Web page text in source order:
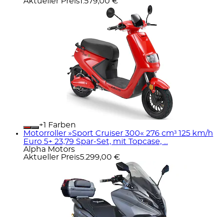
+
Farben
Motorroller »Sport Cruiser 300« 276 cm³ 125 km/h
Euro 5+ 23,79 Spar-Set, mit Topcase, ...
Alpha Motors
Aktueller Preis5.299,00 €